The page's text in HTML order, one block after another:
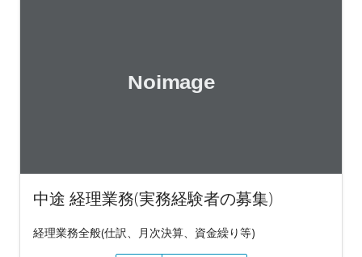
中途 経理業務(実務経験者の募集)
経理業務全般(仕訳、月次決算、資金繰り等)